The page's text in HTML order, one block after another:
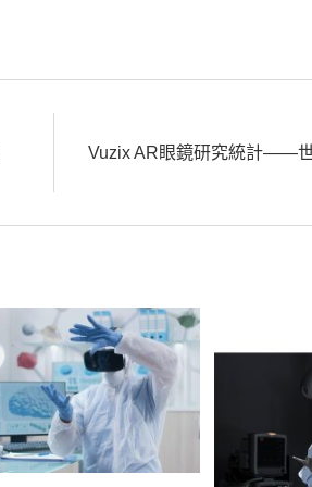
Vuzix AR眼鏡研究統計——